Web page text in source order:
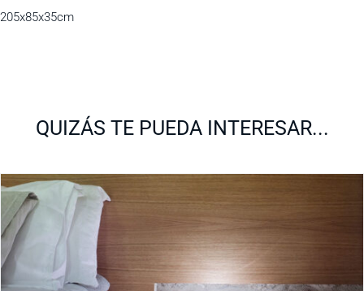
205x85x35cm
QUIZÁS TE PUEDA INTERESAR...